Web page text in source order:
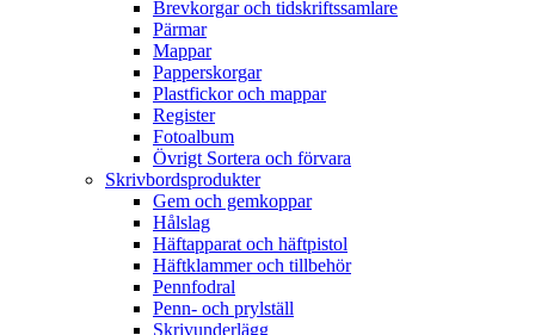
Brevkorgar och tidskriftssamlare
Pärmar
Mappar
Papperskorgar
Plastfickor och mappar
Register
Fotoalbum
Övrigt Sortera och förvara
Skrivbordsprodukter
Gem och gemkoppar
Hålslag
Häftapparat och häftpistol
Häftklammer och tillbehör
Pennfodral
Penn- och prylställ
Skrivunderlägg